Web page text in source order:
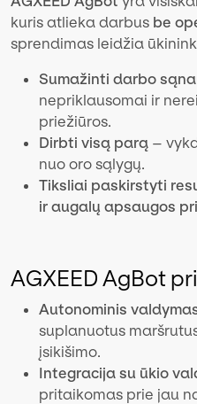
kuris atlieka darbus be
sprendimas leidžia
Sumažinti darbo
nepriklausomai ir
priežiūros.
Dirbti visą parą –
nuo oro sąlygų.
Tiksliai paskirstyti
ir augalų apsaugos
AGXEED AgBot
Autonominis
suplanuotus
įsikišimo.
Integracija su ūkio
pritaikomas prie jau